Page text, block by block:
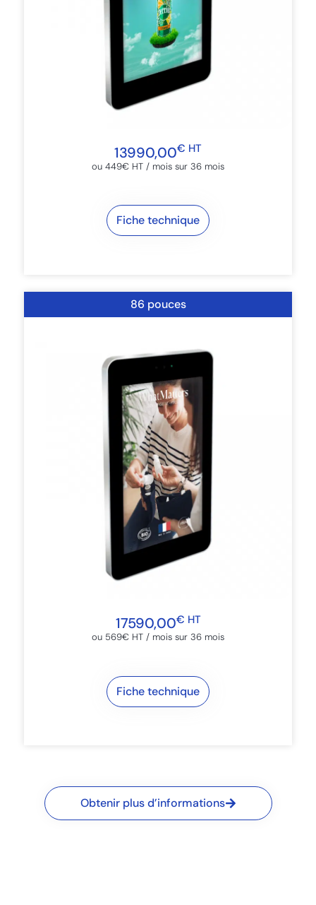
13990,00€ HT
ou 449€ HT / mois sur 36 mois​
Fiche technique
86 pouces
17590,00€ HT
ou 569€ HT / mois sur 36 mois​
Fiche technique
Obtenir plus d’informations